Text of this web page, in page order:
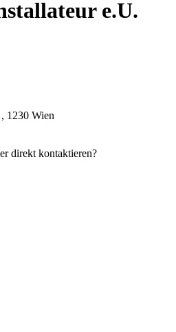
e.U.
1230 Wien
direkt kontaktieren?